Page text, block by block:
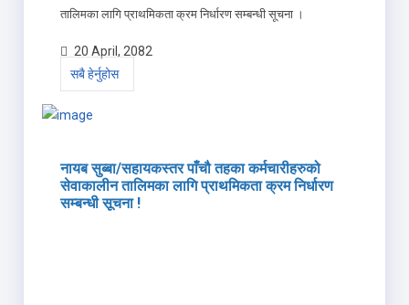
तालिमका लागि प्राथमिकता क्रम निर्धारण सम्बन्धी सूचना ।
20 April, 2082
सबै हेर्नुहोस
नायब सुब्बा/सहायकस्तर पाँचौ तहका कर्मचारीहरुको
सेवाकालीन तालिमका लागि प्राथमिकता क्रम निर्धारण
सम्बन्धी सूचना !